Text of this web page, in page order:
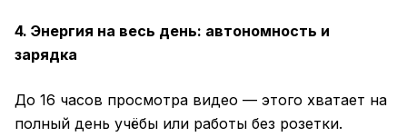
4. Энергия на весь день: автономность и
зарядка
До 16 часов просмотра видео — этого хватает на
полный день учёбы или работы без розетки.